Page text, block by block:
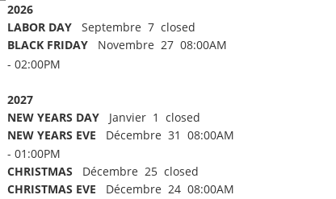
2026
LABOR DAYSeptembre 7 closed
BLACK FRIDAYNovembre 27 08:00AM
- 02:00PM
2027
NEW YEARS DAYJanvier 1 closed
NEW YEARS EVE Décembre 31 08:00AM
- 01:00PM
CHRISTMAS Décembre 25 closed
CHRISTMAS EVE Décembre 24 08:00AM